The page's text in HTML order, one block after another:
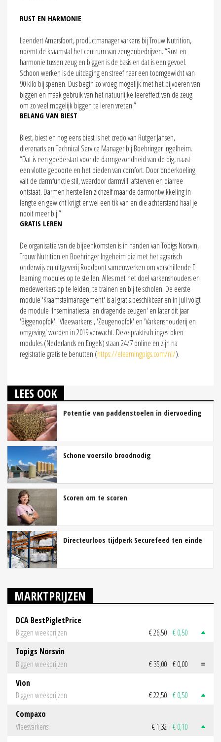
RUST EN HARMONIE
Leendert Amersfoort, productmanager varkens bij Trouw Nutrition,
noemt de kraamstal het centrum van zeugenbedrijven. “Rust en
harmonie tussen zeug en biggen is de basis en dat is een gevoel.
Schoon werken is de uitdaging en streef naar een toomgewicht van
90 kilo bij spenen. Dus begin zo vroeg mogelijk met het bijvoeren van
biggen en maak gebruik van het natuurlijke leereffect van de zeug
om zo veel mogelijk biggen te leren vreten.”
BELANG VAN BIEST
Biest, biest en nog eens biest is het credo van Rutger Jansen,
dierenarts en Technical Service Manager bij Boehringer Ingelheim.
“Dat is een goede start voor de darmgezondheid van de big, naast
een vlotte geboorte en het bieden van comfort. Door onderkoeling
valt de darmfunctie stil, waardoor darmvilli afsterven en diarree
ontstaat. Darmen herstellen zichzelf maar de darmontwikkeling in
lengte en gewicht krijgt er wel een tik van en die achterstand haal je
nooit meer bij.”
GRATIS LEREN
De organisatie van de bijeenkomsten is in handen van Topigs Norsvin,
Trouw Nutrition en Boehringer Ingeheim die met het agrarisch
onderwijs en uitgeverij Roodbont samenwerken om verschillende E-
learning modules op te stellen. Alles met het doel varkenshouders en
medewerkers op te leiden, te trainen en bij te scholen. De eerste
module 'Kraamstalmanagement' is al gratis beschikbaar en in juli volgt
de module 'Inseminatiestal en dragende zeugen' en later dit jaar
'Biggenopfok'. 'Vleesvarkens', 'Zeugenopfok' en 'Varkenshouderij en
omgeving' worden in 2019 verwacht. Deze praktisch ingestoken
modules (Nederlands en Engels) staan 24/7 online en zijn na
registratie gratis te benutten (https://elearningpigs.com/nl/).
LEES OOK
Potentie van paddenstoelen in diervoeding
Schone voersilo broodnodig
Scoren om te scoren
Directeurloos tijdperk Securefeed ten einde
MARKTPRIJZEN
DCA BestPigletPrice
Biggen weekprijzen
€ 26,50 € 0,50
Topigs Norsvin
Biggen weekprijzen
€ 35,00 € 0,00
Vion
Biggen weekprijzen
€ 22,50 € 0,50
Compaxo
Vleesvarkens
€ 1,32 € 0,10